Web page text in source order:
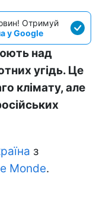
Отримуй
у Google
над
угідь. Це
клімату, але
з
Monde.